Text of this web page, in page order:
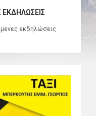
ΕΚΔΗΛΏΣΕΙΣ
εκδηλώσεις